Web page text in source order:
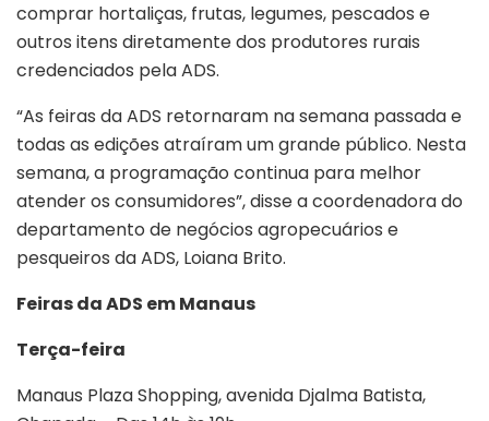
comprar hortaliças, frutas, legumes, pescados e
outros itens diretamente dos produtores rurais
credenciados pela ADS.
“As feiras da ADS retornaram na semana passada e
todas as edições atraíram um grande público. Nesta
semana, a programação continua para melhor
atender os consumidores”, disse a coordenadora do
departamento de negócios agropecuários e
pesqueiros da ADS, Loiana Brito.
Feiras da ADS em Manaus
Terça-feira
Manaus Plaza Shopping, avenida Djalma Batista,